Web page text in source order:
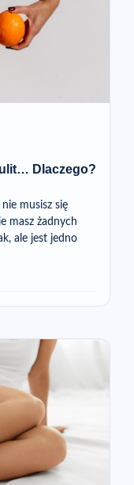
Dlaczego?
nie musisz się
masz żadnych
ale jest jedno